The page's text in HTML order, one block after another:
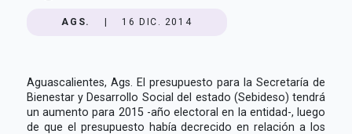
AGS. 16 DIC. 2014
Aguascalientes, Ags. El presupuesto para la Secretaría de
Bienestar y Desarrollo Social del estado (Sebideso) tendrá
un aumento para 2015 -año electoral en la entidad-, luego
de que el presupuesto había decrecido en relación a los